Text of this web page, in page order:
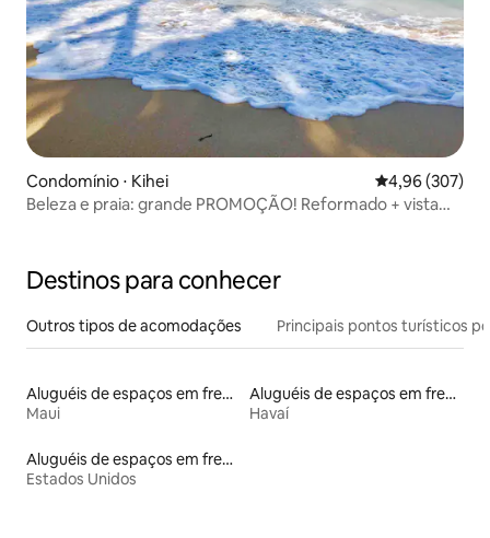
Condomínio ⋅ Kihei 4,96 de uma
4,96 (307)
Beleza e praia: grande PROMOÇÃO! Reformado + vista
Destinos para conhecer
Outros tipos de acomodações Principais pontos turísticos
Aluguéis de espaços em frente à praia
Maui
Aluguéis de espaços em frente à praia
Havaí
Aluguéis de espaços em frente à praia
Estados Unidos